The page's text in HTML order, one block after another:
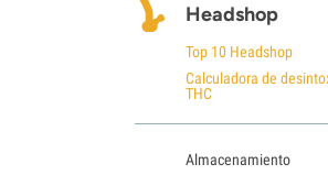
Headshop
Top 10 Headshop
Calculadora de
THC
Almacenamiento